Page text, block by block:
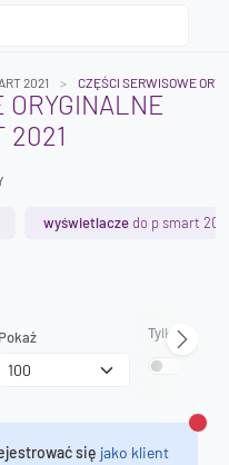
2021 CZĘŚCI SERWISOWE
ORYGINALNE
2021
wyświetlacze do p smart
Pokaż Tylko
się jako klient